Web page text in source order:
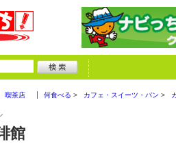
喫茶店 何食べる カフェ・スイーツ・パン
館